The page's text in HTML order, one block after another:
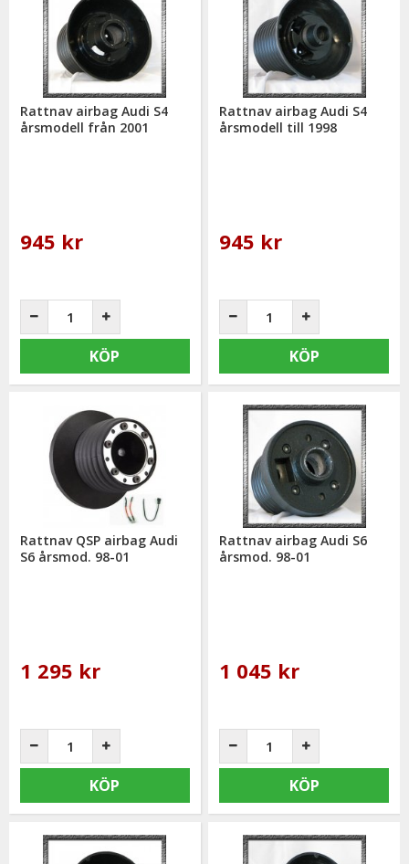
Rattnav airbag Audi S4
årsmodell från 2001
945 kr
KÖP
Rattnav airbag Audi S4
årsmodell till 1998
945 kr
KÖP
Rattnav QSP airbag Audi
S6 årsmod. 98-01
1 295 kr
KÖP
Rattnav airbag Audi S6
årsmod. 98-01
1 045 kr
KÖP